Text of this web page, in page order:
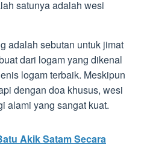
satunya adalah wesi
adalah sebutan untuk jimat
dari logam yang dikenal
logam terbaik. Meskipun
dengan doa khusus, wesi
alami yang sangat kuat.
Akik Satam Secara